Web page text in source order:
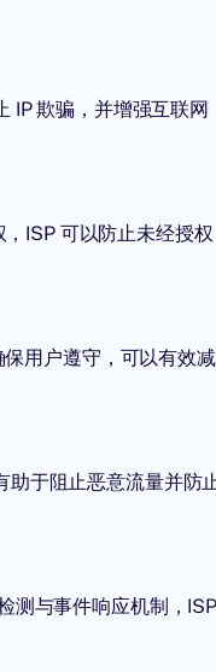
IP 欺骗，并增强互联网
ISP 可以防止未经授权
用户遵守，可以有效减
助于阻止恶意流量并防
测与事件响应机制，ISP